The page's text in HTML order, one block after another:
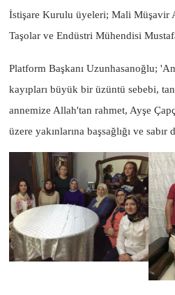
İstişare Kurulu üyeleri; Mali Müşavir
Taşolar ve Endüstri Mühendisi
Platform Başkanı Uzunhasanoğlu;
kayıpları büyük bir üzüntü sebebi,
annemize Allah'tan rahmet, Ayşe
üzere yakınlarına başsağlığı ve